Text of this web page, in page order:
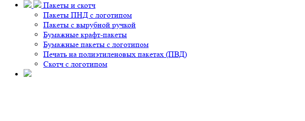
Пакеты и скотч
Пакеты ПНД с логотипом
Пакеты с вырубной ручкой
Бумажные крафт-пакеты
Бумажные пакеты с логотипом
Печать на полиэтиленовых пакетах (ПВД)
Скотч с логотипом